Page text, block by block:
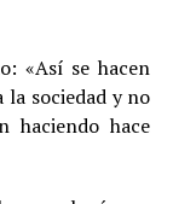
«Así se hacen
la sociedad y no
haciendo hace